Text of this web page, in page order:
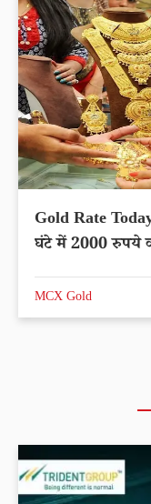
Gold Rate
घंटे में 2000 रुपये
MCX Gold